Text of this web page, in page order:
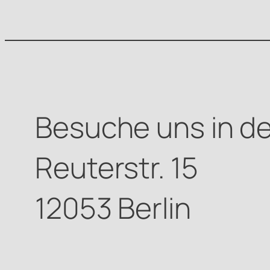
Besuche uns in
Reuterstr. 15
12053 Berlin